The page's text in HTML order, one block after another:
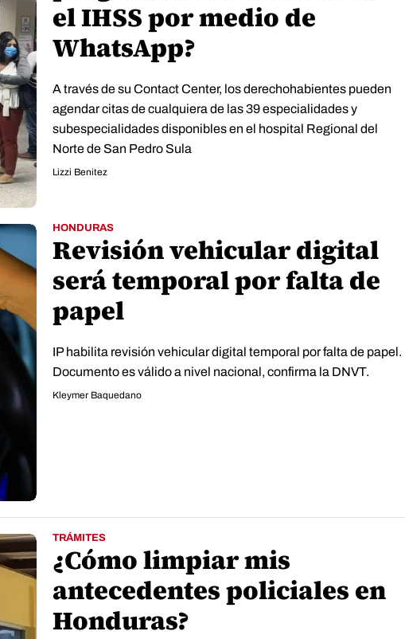
el IHSS por medio de
WhatsApp?
A través de su Contact Center, los derechohabientes pueden
agendar citas de cualquiera de las 39 especialidades y
subespecialidades disponibles en el hospital Regional del
Norte de San Pedro Sula
Lizzi Benitez
HONDURAS
Revisión vehicular digital
será temporal por falta de
papel
IP habilita revisión vehicular digital temporal por falta de papel.
Documento es válido a nivel nacional, confirma la DNVT.
Kleymer Baquedano
TRÁMITES
¿Cómo limpiar mis
antecedentes policiales en
Honduras?